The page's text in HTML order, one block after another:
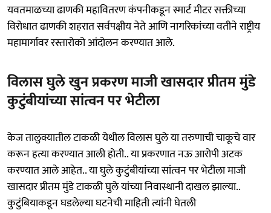
यवतमाळच्या ढाणकी महावितरण कंपनीकडून स्मार्ट मीटर सक्तीच्या
विरोधात ढाणकी शहरात सर्वपक्षीय नेते आणि नागरिकांच्या वतीने राष्ट्रीय
महामार्गावर रस्तारोको आंदोलन करण्यात आले.
विलास घुले खुन प्रकरण माजी खासदार प्रीतम मुंडे
कुटुंबीयांच्या सांत्वन पर भेटीला
केज तालुक्यातील टाकळी येथील विलास घुले या तरुणाची चाकूचे वार
करून हत्या करण्यात आली होती.. या प्रकरणात नऊ आरोपी अटक
करण्यात आले आहेत.. या घुले कुटुंबीयांच्या सांत्वन पर भेटीला माजी
खासदार प्रीतम मुंडे टाकळी घुले यांच्या निवास्थानी दाखल झाल्या..
कुटुंबियाकडून घडलेल्या घटनेची माहिती त्यांनी घेतली